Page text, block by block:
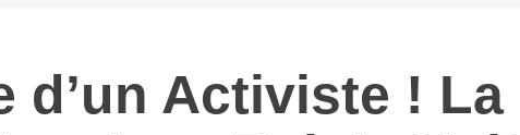
d’un Activiste ! La